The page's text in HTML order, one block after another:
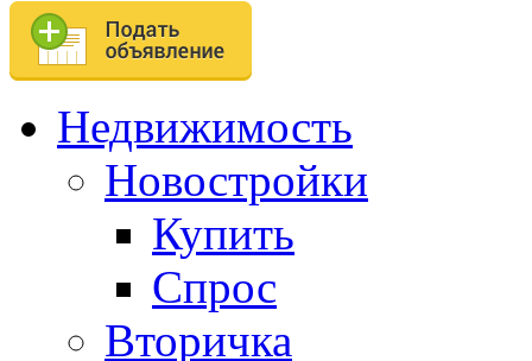
Недвижимость
Новостройки
Купить
Спрос
Вторичка